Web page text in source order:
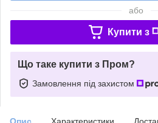
або
Купити з
Що таке купити з Пром?
Замовлення під захистом
Опис Характеристики